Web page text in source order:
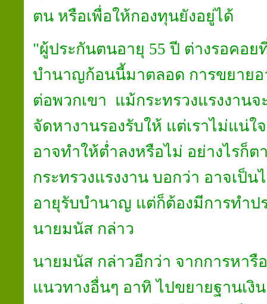
ตน หรือเพื่อให้กองทุนยังอยู่ได้
"ผู้ประกันตนอายุ 55 ปี ต่างรอคอย
บำนาญก้อนนี้มาตลอด การขยายอ
ต่อพวกเขา แม้กระทรวงแรงงานจ
จัดหางานรองรับให้ แต่เราไม่แน่
อาจทำให้ต่ำลงหรือไม่ อย่างไรก็
กระทรวงแรงงาน บอกว่า อาจเป็
อายุรับบำนาญ แต่ก็ต้องมีการทำป
นายมนัส กล่าว
นายมนัส กล่าวอีกว่า จากการหา
แนวทางอื่นๆ อาทิ ไปขยายฐานเงิ